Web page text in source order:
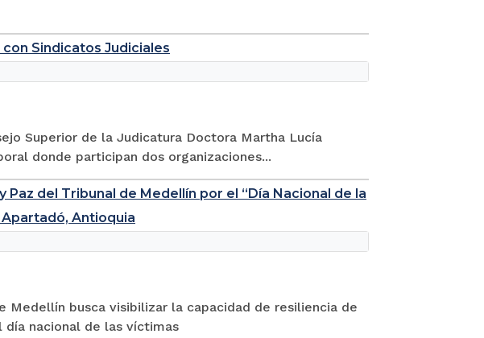
Sindicatos Judiciales
Superior de la Judicatura Doctora Martha Lucía
donde participan dos organizaciones...
del Tribunal de Medellín por el “Día Nacional de la
Antioquia
Medellín busca visibilizar la capacidad de resiliencia de
nacional de las víctimas